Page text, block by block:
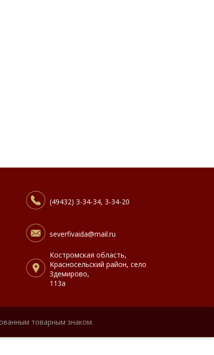
(49432) 3-34-34, 3-34-20
severfivaida@mail.ru
Костромская область,
Красносельский район, село
Здемирово,
113а
товарным знаком.